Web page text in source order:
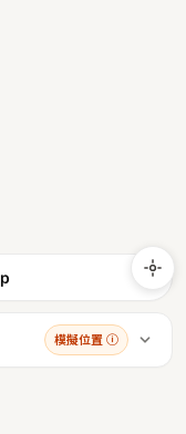
模擬位置 ⓘ